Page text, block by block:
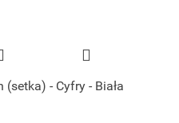
- Cyfry - Biała